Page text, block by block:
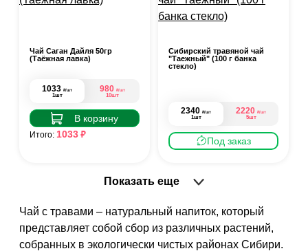
Чай Саган Дайля 50гр
(Таёжная лавка)
1033 ₽/шт
1шт
980 ₽/шт
10шт
В корзину
Итого: 1033₽
Сибирский травяной чай
"Таежный" (100 г банка
стекло)
2340 ₽/шт
1шт
2220 ₽/шт
5шт
Под заказ
Показать еще
Чай с травами – натуральный напиток, который
представляет собой сбор из различных растений,
собранных в экологически чистых районах Сибири.